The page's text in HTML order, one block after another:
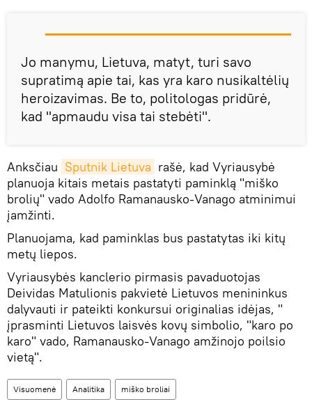
Jo manymu, Lietuva, matyt, turi savo
supratimą apie tai, kas yra karo nusikaltėlių
heroizavimas. Be to, politologas pridūrė,
kad "apmaudu visa tai stebėti".
Anksčiau Sputnik Lietuva rašė, kad Vyriausybė
planuoja kitais metais pastatyti paminklą "miško
brolių" vado Adolfo Ramanausko-Vanago atminimui
įamžinti.
Planuojama, kad paminklas bus pastatytas iki kitų
metų liepos.
Vyriausybės kanclerio pirmasis pavaduotojas
Deividas Matulionis pakvietė Lietuvos menininkus
dalyvauti ir pateikti konkursui originalias idėjas, "
įprasminti Lietuvos laisvės kovų simbolio, "karo po
karo" vado, Ramanausko-Vanago amžinojo poilsio
vietą".
Visuomenė Analitika miško broliai